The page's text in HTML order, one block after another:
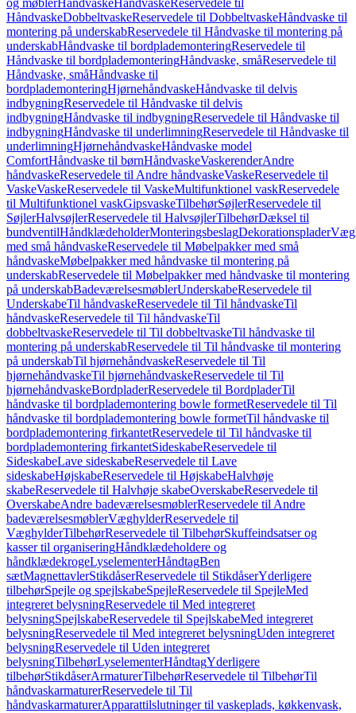
og møblerHåndvaskeHåndvaskeReservedele til
HåndvaskeDobbeltvaskeReservedele til DobbeltvaskeHåndvaske til
montering på underskabReservedele til Håndvaske til montering på
underskabHåndvaske til bordplademonteringReservedele til
Håndvaske til bordplademonteringHåndvaske, småReservedele til
Håndvaske, småHåndvaske til
bordplademonteringHjørnehåndvaskeHåndvaske til delvis
indbygningReservedele til Håndvaske til delvis
indbygningHåndvaske til indbygningReservedele til Håndvaske til
indbygningHåndvaske til underlimningReservedele til Håndvaske til
underlimningHjørnehåndvaskeHåndvaske model
ComfortHåndvaske til børnHåndvaskeVaskerenderAndre
håndvaskeReservedele til Andre håndvaskeVaskeReservedele til
VaskeVaskeReservedele til VaskeMultifunktionel vaskReservedele
til Multifunktionel vaskGipsvaskeTilbehørSøjlerReservedele til
SøjlerHalvsøjlerReservedele til HalvsøjlerTilbehørDæksel til
bundventilHåndklædeholderMonteringsbeslagDekorationsplader
med små håndvaskeReservedele til Møbelpakker med små
håndvaskeMøbelpakker med håndvaske til montering på
underskabReservedele til Møbelpakker med håndvaske til montering
på underskabBadeværelsesmøblerUnderskabeReservedele til
UnderskabeTil håndvaskeReservedele til Til håndvaskeTil
håndvaskeReservedele til Til håndvaskeTil
dobbeltvaskeReservedele til Til dobbeltvaskeTil håndvaske til
montering på underskabReservedele til Til håndvaske til montering
på underskabTil hjørnehåndvaskeReservedele til Til
hjørnehåndvaskeTil hjørnehåndvaskeReservedele til Til
hjørnehåndvaskeBordpladerReservedele til BordpladerTil
håndvaske til bordplademontering bowle formetReservedele til Til
håndvaske til bordplademontering bowle formetTil håndvaske til
bordplademontering firkantetReservedele til Til håndvaske til
bordplademontering firkantetSideskabeReservedele til
SideskabeLave sideskabeReservedele til Lave
sideskabeHøjskabeReservedele til HøjskabeHalvhøje
skabeReservedele til Halvhøje skabeOverskabeReservedele til
OverskabeAndre badeværelsesmøblerReservedele til Andre
badeværelsesmøblerVæghylderReservedele til
VæghylderTilbehørReservedele til TilbehørSkuffeindsatser og
kasser til organiseringHåndklædeholdere og
håndklædekrogeLyselementerHåndtagBen
sætMagnettavlerStikdåserReservedele til StikdåserYderligere
tilbehørSpejle og spejlskabeSpejleReservedele til SpejleMed
integreret belysningReservedele til Med integreret
belysningSpejlskabeReservedele til SpejlskabeMed integreret
belysningReservedele til Med integreret belysningUden integreret
belysningReservedele til Uden integreret
belysningTilbehørLyselementerHåndtagYderligere
tilbehørStikdåserArmaturerTilbehørReservedele til TilbehørTil
håndvaskarmaturerReservedele til Til
håndvaskarmaturerApparattilslutninger til vaskeplads, køkkenvask,